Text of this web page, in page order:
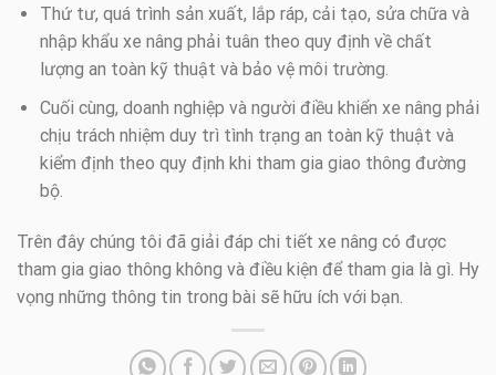
Thứ tư, quá trình sản xuất, lắp ráp, cải tạo, sửa chữa và
nhập khẩu xe nâng phải tuân theo quy định về chất
lượng an toàn kỹ thuật và bảo vệ môi trường.
Cuối cùng, doanh nghiệp và người điều khiển xe nâng phải
chịu trách nhiệm duy trì tình trạng an toàn kỹ thuật và
kiểm định theo quy định khi tham gia giao thông đường
bộ.
Trên đây chúng tôi đã giải đáp chi tiết xe nâng có được
tham gia giao thông không và điều kiện để tham gia là gì. Hy
vọng những thông tin trong bài sẽ hữu ích với bạn.